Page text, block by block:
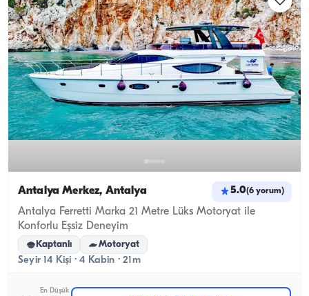
Antalya Merkez, Antalya 5.0(6 yorum)
Antalya Ferretti Marka 21 Metre Lüks Motoryat ile
Konforlu Eşsiz Deneyim
Kaptanlı Motoryat
Seyir 14 Kişi · 4 Kabin · 21m
En Düşük